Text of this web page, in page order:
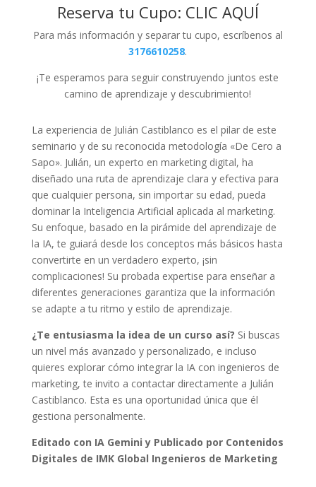
Reserva tu Cupo: CLIC AQUÍ
Para más información y separar tu cupo, escríbenos al
3176610258.
¡Te esperamos para seguir construyendo juntos este
camino de aprendizaje y descubrimiento!
La experiencia de Julián Castiblanco es el pilar de este
seminario y de su reconocida metodología «De Cero a
Sapo». Julián, un experto en marketing digital, ha
diseñado una ruta de aprendizaje clara y efectiva para
que cualquier persona, sin importar su edad, pueda
dominar la Inteligencia Artificial aplicada al marketing.
Su enfoque, basado en la pirámide del aprendizaje de
la IA, te guiará desde los conceptos más básicos hasta
convertirte en un verdadero experto, ¡sin
complicaciones! Su probada expertise para enseñar a
diferentes generaciones garantiza que la información
se adapte a tu ritmo y estilo de aprendizaje.
¿Te entusiasma la idea de un curso así? Si buscas
un nivel más avanzado y personalizado, e incluso
quieres explorar cómo integrar la IA con ingenieros de
marketing, te invito a contactar directamente a Julián
Castiblanco. Esta es una oportunidad única que él
gestiona personalmente.
Editado con IA Gemini y Publicado por Contenidos
Digitales de IMK Global Ingenieros de Marketing